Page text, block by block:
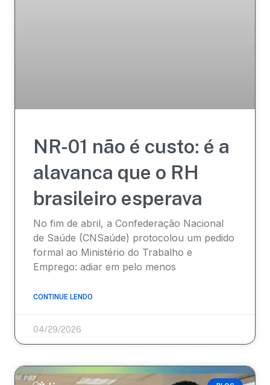
NR-01 não é custo: é a
alavanca que o RH
brasileiro esperava
No fim de abril, a Confederação Nacional
de Saúde (CNSaúde) protocolou um pedido
formal ao Ministério do Trabalho e
Emprego: adiar em pelo menos
CONTINUE LENDO
04/29/2026